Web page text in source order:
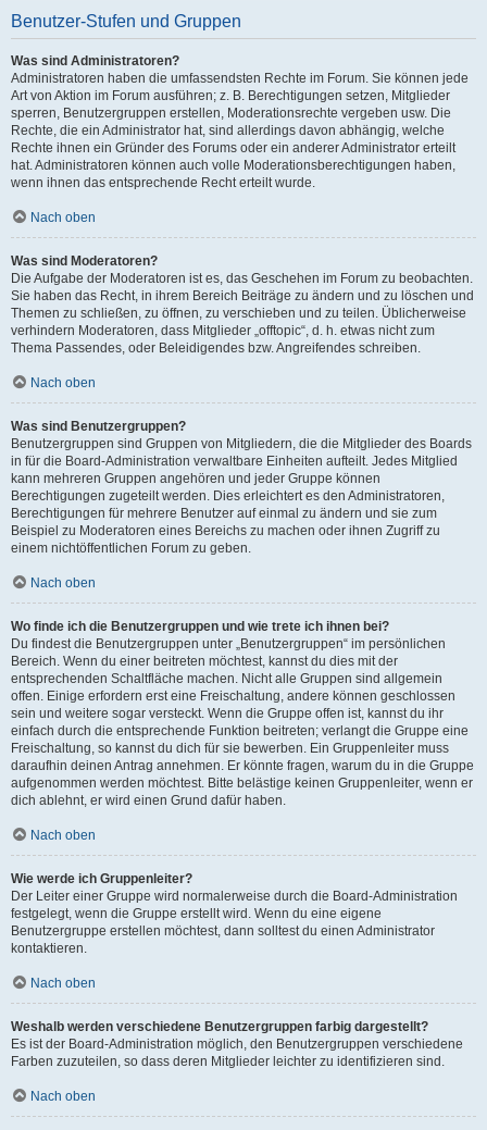
Benutzer-Stufen und Gruppen
Was sind Administratoren?
Administratoren haben die umfassendsten Rechte im Forum. Sie können jede
Art von Aktion im Forum ausführen; z. B. Berechtigungen setzen, Mitglieder
sperren, Benutzergruppen erstellen, Moderationsrechte vergeben usw. Die
Rechte, die ein Administrator hat, sind allerdings davon abhängig, welche
Rechte ihnen ein Gründer des Forums oder ein anderer Administrator erteilt
hat. Administratoren können auch volle Moderationsberechtigungen haben,
wenn ihnen das entsprechende Recht erteilt wurde.
Nach oben
Was sind Moderatoren?
Die Aufgabe der Moderatoren ist es, das Geschehen im Forum zu beobachten.
Sie haben das Recht, in ihrem Bereich Beiträge zu ändern und zu löschen und
Themen zu schließen, zu öffnen, zu verschieben und zu teilen. Üblicherweise
verhindern Moderatoren, dass Mitglieder „offtopic“, d. h. etwas nicht zum
Thema Passendes, oder Beleidigendes bzw. Angreifendes schreiben.
Nach oben
Was sind Benutzergruppen?
Benutzergruppen sind Gruppen von Mitgliedern, die die Mitglieder des Boards
in für die Board-Administration verwaltbare Einheiten aufteilt. Jedes Mitglied
kann mehreren Gruppen angehören und jeder Gruppe können
Berechtigungen zugeteilt werden. Dies erleichtert es den Administratoren,
Berechtigungen für mehrere Benutzer auf einmal zu ändern und sie zum
Beispiel zu Moderatoren eines Bereichs zu machen oder ihnen Zugriff zu
einem nichtöffentlichen Forum zu geben.
Nach oben
Wo finde ich die Benutzergruppen und wie trete ich ihnen bei?
Du findest die Benutzergruppen unter „Benutzergruppen“ im persönlichen
Bereich. Wenn du einer beitreten möchtest, kannst du dies mit der
entsprechenden Schaltfläche machen. Nicht alle Gruppen sind allgemein
offen. Einige erfordern erst eine Freischaltung, andere können geschlossen
sein und weitere sogar versteckt. Wenn die Gruppe offen ist, kannst du ihr
einfach durch die entsprechende Funktion beitreten; verlangt die Gruppe eine
Freischaltung, so kannst du dich für sie bewerben. Ein Gruppenleiter muss
daraufhin deinen Antrag annehmen. Er könnte fragen, warum du in die Gruppe
aufgenommen werden möchtest. Bitte belästige keinen Gruppenleiter, wenn er
dich ablehnt, er wird einen Grund dafür haben.
Nach oben
Wie werde ich Gruppenleiter?
Der Leiter einer Gruppe wird normalerweise durch die Board-Administration
festgelegt, wenn die Gruppe erstellt wird. Wenn du eine eigene
Benutzergruppe erstellen möchtest, dann solltest du einen Administrator
kontaktieren.
Nach oben
Weshalb werden verschiedene Benutzergruppen farbig dargestellt?
Es ist der Board-Administration möglich, den Benutzergruppen verschiedene
Farben zuzuteilen, so dass deren Mitglieder leichter zu identifizieren sind.
Nach oben